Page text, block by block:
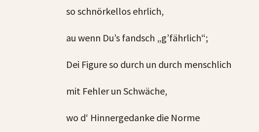
so schnörkellos ehrlich,
au wenn Du’s fandsch „g’fährlich“;
Dei Figure so durch un durch menschlich
mit Fehler un Schwäche,
wo d‘ Hinnergedanke die Norme